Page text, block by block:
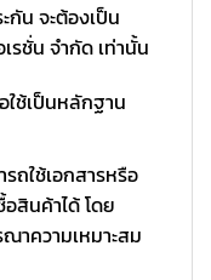
กัน จะต้องเป็น
รชั่น จำกัด เท่านั้น
ใช้เป็นหลักฐาน
ถใช้เอกสารหรือ
สินค้าได้ โดย
าความเหมาะสม